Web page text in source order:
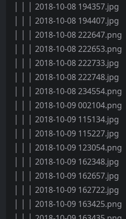
│ │ │ 2018-10-08 194357.jpg
│ │ │ 2018-10-08 194407.jpg
│ │ │ 2018-10-08 222647.png
│ │ │ 2018-10-08 222653.png
│ │ │ 2018-10-08 222733.jpg
│ │ │ 2018-10-08 222748.jpg
│ │ │ 2018-10-08 234554.png
│ │ │ 2018-10-09 002104.png
│ │ │ 2018-10-09 115134.jpg
│ │ │ 2018-10-09 115227.jpg
│ │ │ 2018-10-09 123054.png
│ │ │ 2018-10-09 162348.jpg
│ │ │ 2018-10-09 162657.jpg
│ │ │ 2018-10-09 162722.jpg
│ │ │ 2018-10-09 163425.png